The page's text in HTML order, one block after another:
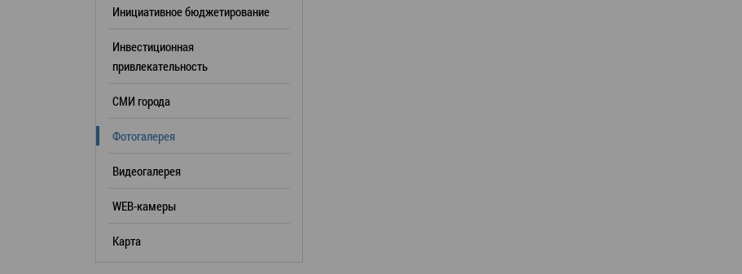
Инициативное бюджетирование
Инвестиционная
привлекательность
СМИ города
Фотогалерея
Видеогалерея
WEB-камеры
Карта